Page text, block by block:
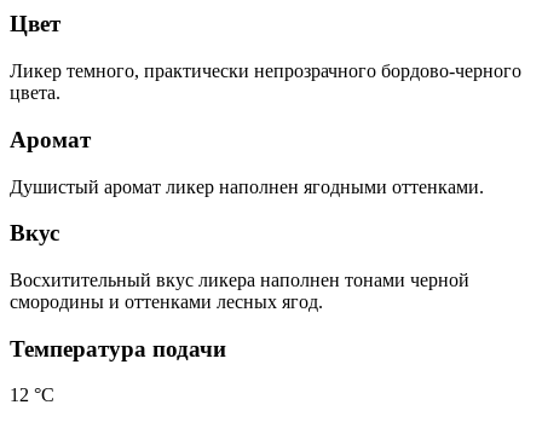
Цвет
Ликер темного, практически непрозрачного бордово-черного
цвета.
Аромат
Душистый аромат ликер наполнен ягодными оттенками.
Вкус
Восхитительный вкус ликера наполнен тонами черной
смородины и оттенками лесных ягод.
Температура подачи
12 °С